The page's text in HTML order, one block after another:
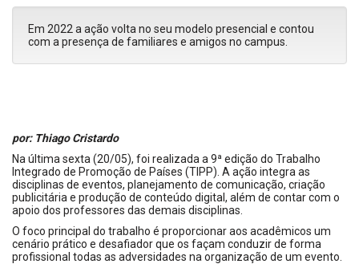
Em 2022 a ação volta no seu modelo presencial e contou
com a presença de familiares e amigos no campus.
por: Thiago Cristardo
Na última sexta (20/05), foi realizada a 9ª edição do Trabalho
Integrado de Promoção de Países (TIPP). A ação integra as
disciplinas de eventos, planejamento de comunicação, criação
publicitária e produção de conteúdo digital, além de contar com o
apoio dos professores das demais disciplinas.
O foco principal do trabalho é proporcionar aos acadêmicos um
cenário prático e desafiador que os façam conduzir de forma
profissional todas as adversidades na organização de um evento.